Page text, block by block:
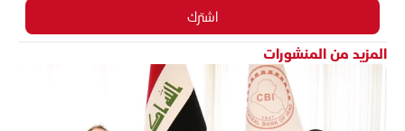
اشترك
المزيد من المنشورات